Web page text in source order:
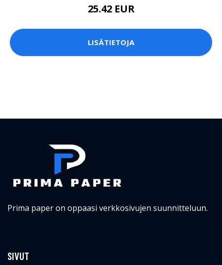
25.42 EUR
LISÄTIETOJA
Prima paper on oppaasi verkkosivujen suunnitteluun.
SIVUT